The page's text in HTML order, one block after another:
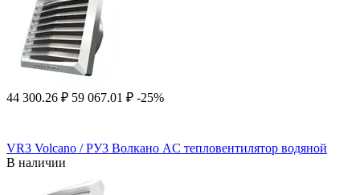
44 300.26 ₽ 59 067.01 ₽ -25%
VR3 Volcano / РУ3 Волкано AC тепловентилятор водяной
В наличии